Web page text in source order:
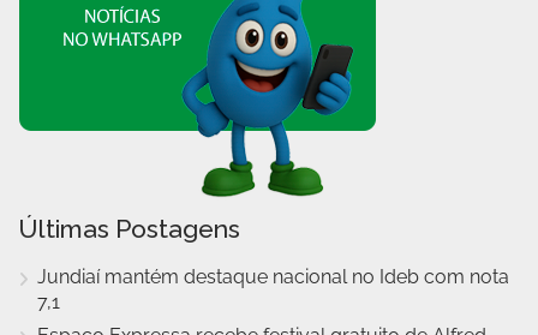
Últimas Postagens
Jundiaí mantém destaque nacional no Ideb com nota
7,1